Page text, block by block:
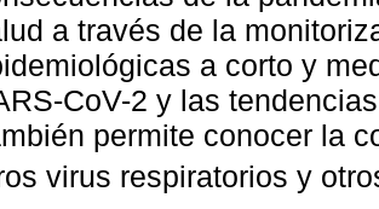
a través de la
a corto y
CoV-2 y las
permite conocer la
virus respiratorios y